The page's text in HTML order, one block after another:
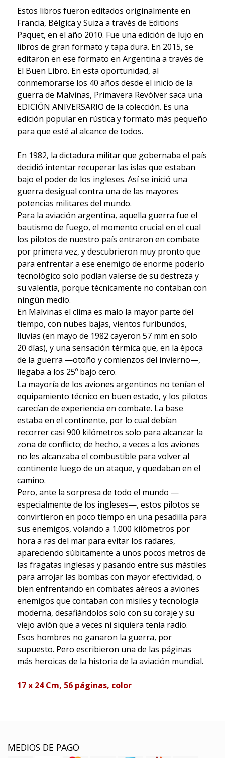
Estos libros fueron editados originalmente en
Francia, Bélgica y Suiza a través de Editions
Paquet, en el año 2010. Fue una edición de lujo en
libros de gran formato y tapa dura. En 2015, se
editaron en ese formato en Argentina a través de
El Buen Libro. En esta oportunidad, al
conmemorarse los 40 años desde el inicio de la
guerra de Malvinas, Primavera Revólver saca una
EDICIÓN ANIVERSARIO de la colección. Es una
edición popular en rústica y formato más pequeño
para que esté al alcance de todos.
En 1982, la dictadura militar que gobernaba el país
decidió intentar recuperar las islas que estaban
bajo el poder de los ingleses. Así se inició una
guerra desigual contra una de las mayores
potencias militares del mundo.
Para la aviación argentina, aquella guerra fue el
bautismo de fuego, el momento crucial en el cual
los pilotos de nuestro país entraron en combate
por primera vez, y descubrieron muy pronto que
para enfrentar a ese enemigo de enorme poderío
tecnológico solo podían valerse de su destreza y
su valentía, porque técnicamente no contaban con
ningún medio.
En Malvinas el clima es malo la mayor parte del
tiempo, con nubes bajas, vientos furibundos,
lluvias (en mayo de 1982 cayeron 57 mm en solo
20 días), y una sensación térmica que, en la época
de la guerra —otoño y comienzos del invierno—,
llegaba a los 25º bajo cero.
La mayoría de los aviones argentinos no tenían el
equipamiento técnico en buen estado, y los pilotos
carecían de experiencia en combate. La base
estaba en el continente, por lo cual debían
recorrer casi 900 kilómetros solo para alcanzar la
zona de conflicto; de hecho, a veces a los aviones
no les alcanzaba el combustible para volver al
continente luego de un ataque, y quedaban en el
camino.
Pero, ante la sorpresa de todo el mundo —
especialmente de los ingleses—, estos pilotos se
convirtieron en poco tiempo en una pesadilla para
sus enemigos, volando a 1.000 kilómetros por
hora a ras del mar para evitar los radares,
apareciendo súbitamente a unos pocos metros de
las fragatas inglesas y pasando entre sus mástiles
para arrojar las bombas con mayor efectividad, o
bien enfrentando en combates aéreos a aviones
enemigos que contaban con misiles y tecnología
moderna, desafiándolos solo con su coraje y su
viejo avión que a veces ni siquiera tenía radio.
Esos hombres no ganaron la guerra, por
supuesto. Pero escribieron una de las páginas
más heroicas de la historia de la aviación mundial.
17 x 24 Cm, 56 páginas, color
MEDIOS DE PAGO